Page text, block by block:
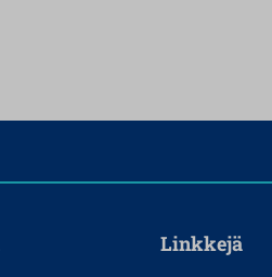
Linkkejä